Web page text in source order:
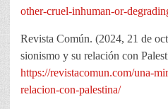
other-cruel-inhuman-or-
Revista Común. (2024, 21 de
sionismo y su relación con
https://revistacomun.com/una-
relacion-con-palestina/